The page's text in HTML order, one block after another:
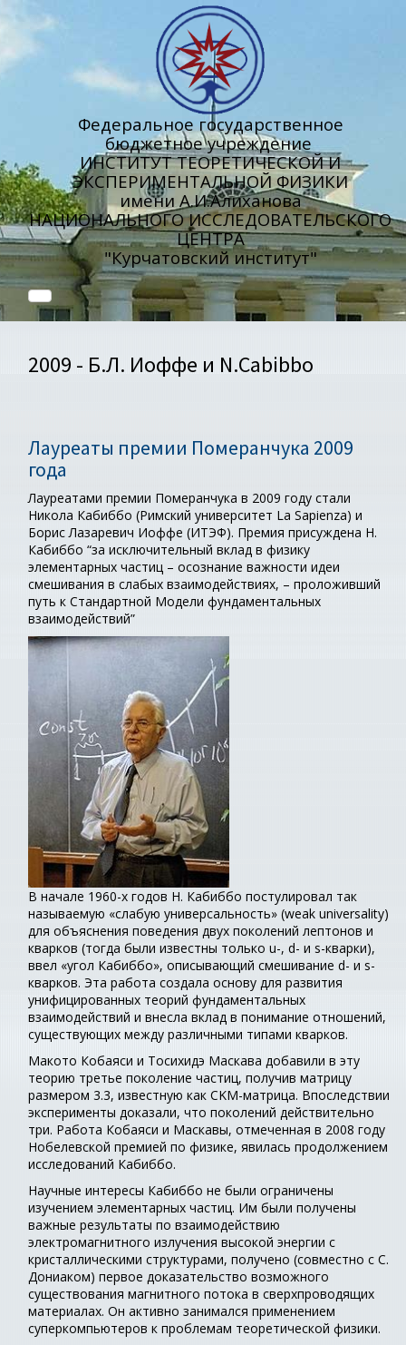
Федеральное государственное
бюджетное учреждение
ИНСТИТУТ ТЕОРЕТИЧЕСКОЙ И
ЭКСПЕРИМЕНТАЛЬНОЙ ФИЗИКИ
имени А.И.Алиханова
НАЦИОНАЛЬНОГО ИССЛЕДОВАТЕЛЬСКОГО
ЦЕНТРА
"Курчатовский институт"
2009 - Б.Л. Иоффе и N.Cabibbo
Лауреаты премии Померанчука 2009
года
Лауреатами премии Померанчука в 2009 году стали
Никола Кабиббо (Римский университет La Sapienza) и
Борис Лазаревич Иоффе (ИТЭФ). Премия присуждена Н.
Кабиббо “за исключительный вклад в физику
элементарных частиц – осознание важности идеи
смешивания в слабых взаимодействиях, – проложивший
путь к Стандартной Модели фундаментальных
взаимодействий”
В начале 1960-х годов Н. Кабиббо постулировал так
называемую «слабую универсальность» (weak universality)
для объяснения поведения двух поколений лептонов и
кварков (тогда были известны только u-, d- и s-кварки),
ввел «угол Кабиббо», описывающий смешивание d- и s-
кварков. Эта работа создала основу для развития
унифицированных теорий фундаментальных
взаимодействий и внесла вклад в понимание отношений,
существующих между различными типами кварков.
Макото Кобаяси и Тосихидэ Маскава добавили в эту
теорию третье поколение частиц, получив матрицу
размером 3.3, известную как CKM-матрица. Впоследствии
эксперименты доказали, что поколений действительно
три. Работа Кобаяси и Маскавы, отмеченная в 2008 году
Нобелевской премией по физике, явилась продолжением
исследований Кабиббо.
Научные интересы Кабиббо не были ограничены
изучением элементарных частиц. Им были получены
важные результаты по взаимодействию
электромагнитного излучения высокой энергии с
кристаллическими структурами, получено (совместно с С.
Дониаком) первое доказательство возможного
существования магнитного потока в сверхпроводящих
материалах. Он активно занимался применением
суперкомпьютеров к проблемам теоретической физики.